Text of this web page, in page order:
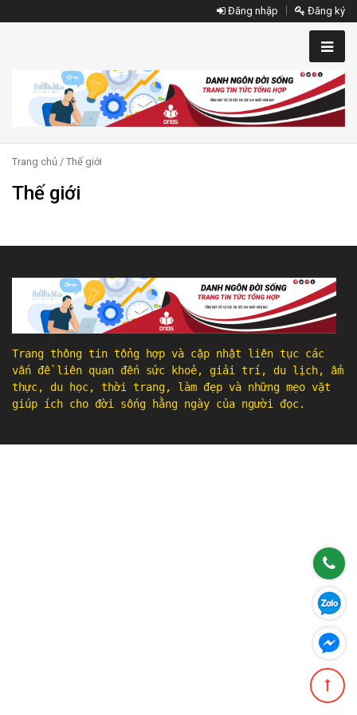
Đăng nhập Đăng ký
Trang chủ / Thế giới
Thế giới
Trang thông tin tổng hợp và cập nhật liên tục các
vấn đề liên quan đến sức khoẻ, giải trí, du lịch, ẩm
thực, du học, thời trang, làm đẹp và những mẹo vặt
giúp ích cho đời sống hằng ngày của người đọc.